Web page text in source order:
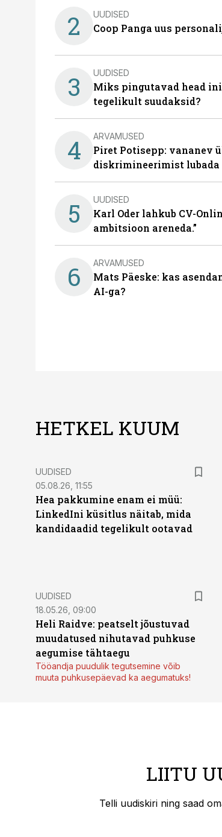
2 UUDISED
Coop Panga uus
3 UUDISED
Miks pingutavad head
tegelikult suudaksid?
4 ARVAMUSED
Piret Potisepp: vananev
diskrimineerimist lubada
5 UUDISED
Karl Oder lahkub CV-
ambitsioon areneda.”
6 ARVAMUSED
Mats Päeske: kas
AI-ga?
HETKEL KUUM
UUDISED
05.08.26, 11:55
Hea pakkumine enam ei müü:
LinkedIni küsitlus näitab, mida
kandidaadid tegelikult ootavad
UUDISED
18.05.26, 09:00
Heli Raidve: peatselt jõustuvad
muudatused nihutavad puhkuse
aegumise tähtaegu
Tööandja puudulik tegutsemine võib
muuta puhkusepäevad ka aegumatuks!
LIITU
Telli uudiskiri ning saad